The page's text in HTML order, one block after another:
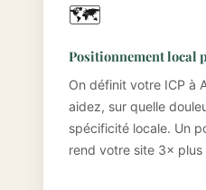
🗺️
Positionnement local
On définit votre ICP à
aidez, sur quelle
spécificité locale. Un
rend votre site 3×